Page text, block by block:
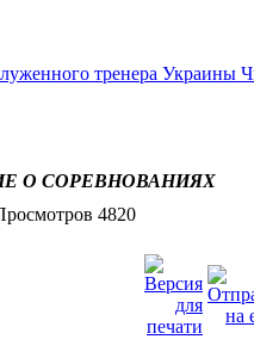
тренера Украины
О СОРЕВНОВАНИЯХ
4820